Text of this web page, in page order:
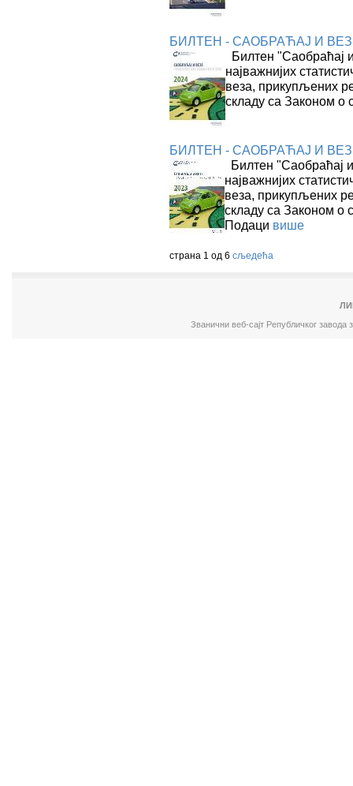
БИЛТЕН - САОБРАЋАЈ И ВЕЗЕ,
Билтен "Саобраћај
најважнијих
веза, прикупљених
складу са Законом о
БИЛТЕН - САОБРАЋАЈ И
Билтен "Саобраћај
најважнијих
веза, прикупљених
складу са Законом о
Подаци више
страна 1 од 6 сљедећа
Званични веб-сајт Републичког